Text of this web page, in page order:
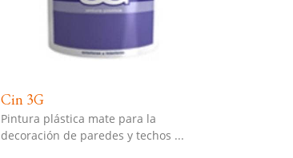
Cin 3G
Pintura plástica mate para la
decoración de paredes y techos ...